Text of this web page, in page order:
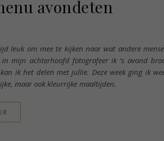
avondeten
leuk om mee te kijken naar wat andere
mijn achterhoofd fotografeer ik ’s avond
ik het delen met jullie. Deze week ging ik
maar ook kleurrijke maaltijden.